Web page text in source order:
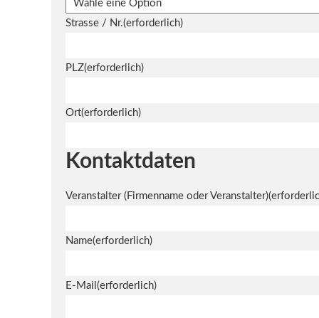
Strasse / Nr.(erforderlich)
PLZ(erforderlich)
Ort(erforderlich)
Kontaktdaten
Veranstalter (Firmenname oder Veranstalter)
Name(erforderlich)
E-Mail (erforderlich)